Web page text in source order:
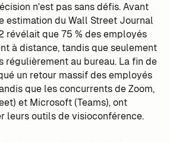
n'est pas sans défis. Avant
estimation du Wall Street Journal
révélait que 75 % des employés
à distance, tandis que seulement
régulièrement au bureau. La fin de
un retour massif des employés
que les concurrents de Zoom,
et Microsoft (Teams), ont
leurs outils de visioconférence.